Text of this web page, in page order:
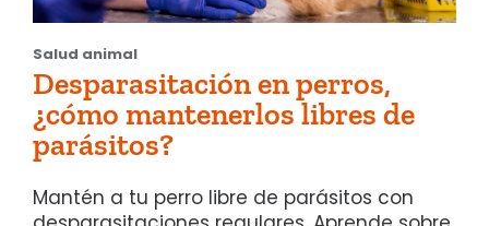
Salud animal
Desparasitación en perros,
¿cómo mantenerlos libres de
parásitos?
Mantén a tu perro libre de parásitos con